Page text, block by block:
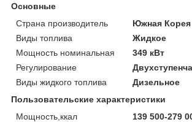
Основные
Страна производитель
Южная Корея
Виды топлива
Жидкое
Мощность номинальная
349 кВт
Регулирование
Виды жидкого топлива
Дизельное
Пользовательские характеристики
Мощность,ккал
139 500-279